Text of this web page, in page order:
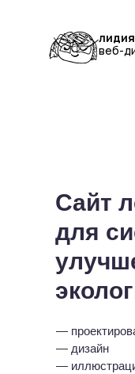
веб-
Сайт
для
—
— дизайн
—